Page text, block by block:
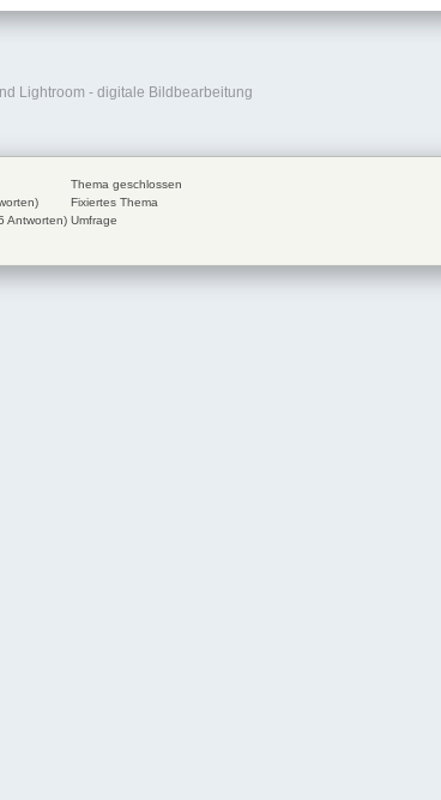
Lightroom - digitale Bildbearbeitung
Antworten)
Thema geschlossen
Fixiertes Thema
Umfrage